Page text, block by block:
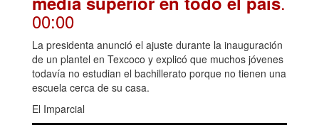
00:00
La presidenta anunció el ajuste durante la inauguración
de un plantel en Texcoco y explicó que muchos jóvenes
todavía no estudian el bachillerato porque no tienen una
escuela cerca de su casa.
El Imparcial